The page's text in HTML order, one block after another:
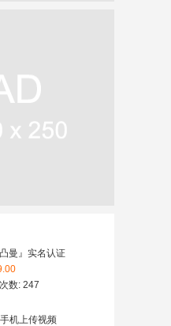
凸曼』实名认证
数: 247
机上传视频